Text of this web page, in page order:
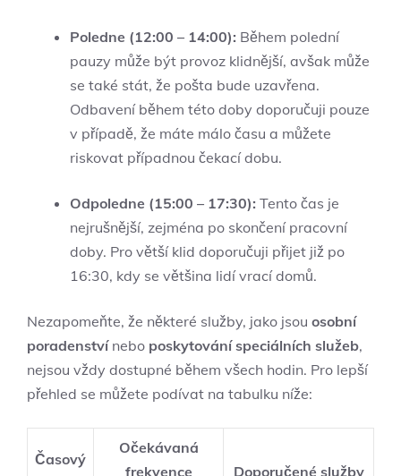
Poledne (12:00 – 14:00): Během polední
pauzy může být provoz klidnější, avšak může
se také stát, že pošta bude uzavřena.
Odbavení během této doby doporučuji pouze
v případě, že máte málo času a můžete
riskovat případnou čekací dobu.
Odpoledne (15:00 – 17:30): Tento čas je
nejrušnější, zejména po skončení pracovní
doby. Pro větší klid doporučuji přijet již po
16:30, kdy se většina lidí vrací domů.
Nezapomeňte, že některé služby, jako jsou osobní
poradenstvínebo poskytování speciálních služeb,
nejsou vždy dostupné během všech hodin. Pro lepší
přehled se můžete podívat na tabulku níže:
Časový
Očekávaná
frekvence
Doporučené služby